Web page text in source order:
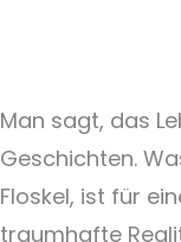
Man sagt, das
Geschichten.
Floskel, ist für
traumhafte